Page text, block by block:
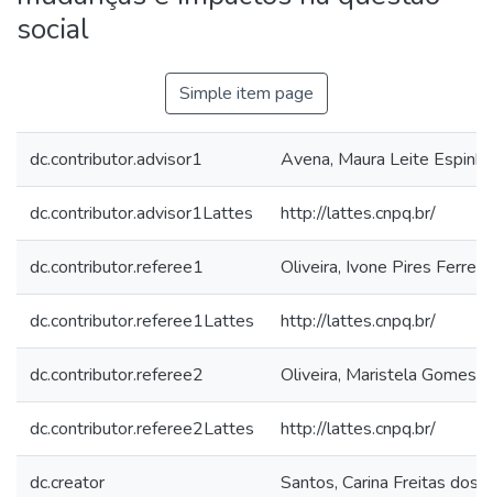
social
Simple item page
dc.contributor.advisor1 Avena, Maura Leite
dc.contributor.advisor1Lattes http://lattes.cnpq.br/
dc.contributor.referee1 Oliveira, Ivone Pires
dc.contributor.referee1Lattes http://lattes.cnpq.br/
dc.contributor.referee2 Oliveira, Maristela Gomes
dc.contributor.referee2Lattes http://lattes.cnpq.br/
dc.creator Santos, Carina Freitas dos